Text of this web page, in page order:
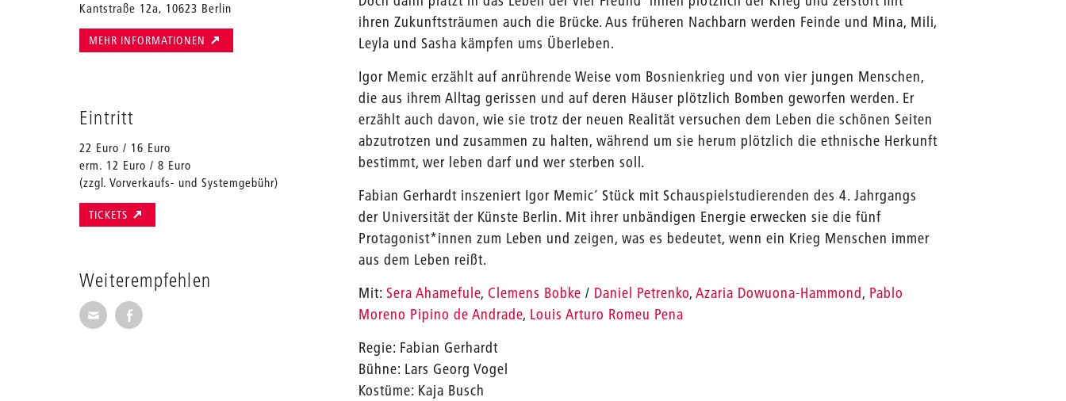
Kantstraße 12a, 10623 Berlin
MEHR INFORMATIONEN
Eintritt
22 Euro / 16 Euro
erm. 12 Euro / 8 Euro
(zzgl. Vorverkaufs- und Systemgebühr)
TICKETS
Weiterempfehlen
Seite per E-Mail weiterempfehlen
Seite auf Facebook weiterempfehlen
ihren Zukunftsträumen auch die Brücke. Aus früheren Nachbarn werden Feinde und Mina, Mili,
Leyla und Sasha kämpfen ums Überleben.
Igor Memic erzählt auf anrührende Weise vom Bosnienkrieg und von vier jungen Menschen,
die aus ihrem Alltag gerissen und auf deren Häuser plötzlich Bomben geworfen werden. Er
erzählt auch davon, wie sie trotz der neuen Realität versuchen dem Leben die schönen Seiten
abzutrotzen und zusammen zu halten, während um sie herum plötzlich die ethnische Herkunft
bestimmt, wer leben darf und wer sterben soll.
Fabian Gerhardt inszeniert Igor Memic´ Stück mit Schauspielstudierenden des 4. Jahrgangs
der Universität der Künste Berlin. Mit ihrer unbändigen Energie erwecken sie die fünf
Protagonist*innen zum Leben und zeigen, was es bedeutet, wenn ein Krieg Menschen immer
aus dem Leben reißt.
Mit:Sera Ahamefule,Clemens Bobke / Daniel Petrenko,Azaria Dowuona-Hammond, Pablo
Moreno Pipino de Andrade, Louis Arturo Romeu Pena
Regie: Fabian Gerhardt
Bühne: Lars Georg Vogel
Kostüme: Kaja Busch